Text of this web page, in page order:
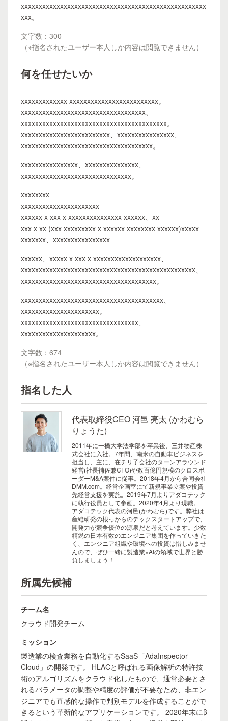
xxxxxxxxxxxxxxxxxxxxxxxxxxxxxxxxxxxxxxxxxxxxxxxxxxxx
xxx。
文字数：300
（※指名されたユーザー本人しか内容は閲覧できません）
何を任せたいか
xxxxxxxxxxxxx xxxxxxxxxxxxxxxxxxxxxxxxx。
xxxxxxxxxxxxxxxxxxxxxxxxxxxxxxxxxxx、
xxxxxxxxxxxxxxxxxxxxxxxxxxxxxxxxxxxxxxxxx。
xxxxxxxxxxxxxxxxxxxxxxxxx、xxxxxxxxxxxxxxxx、
xxxxxxxxxxxxxxxxxxxxxxxxxxxxxxxxxxxxx。
xxxxxxxxxxxxxxxx、xxxxxxxxxxxxxxx、
xxxxxxxxxxxxxxxxxxxxxxxxxxxxxxx。
xxxxxxxx
xxxxxxxxxxxxxxxxxxxxxx
xxxxxx x xxx x xxxxxxxxxxxxxxx xxxxxx、xx
xxx x xx (xxx xxxxxxxxx x xxxxxx xxxxxxxx xxxxxx)xxxxx
xxxxxxx、xxxxxxxxxxxxxxxx
xxxxxx、xxxxx x xxx x xxxxxxxxxxxxxxxxxxx、
xxxxxxxxxxxxxxxxxxxxxxxxxxxxxxxxxxxxxxxxxxxxxxxxx、
xxxxxxxxxxxxxxxxxxxxxxxxxxxxxxxxxxxxxx。
xxxxxxxxxxxxxxxxxxxxxxxxxxxxxxxxxxxxxxxx、
xxxxxxxxxxxxxxxxxxxxxx。
xxxxxxxxxxxxxxxxxxxxxxxxxxxxxxxxx、
xxxxxxxxxxxxxxxxxxxxx。
文字数：674
（※指名されたユーザー本人しか内容は閲覧できません）
指名した人
代表取締役CEO 河邑 亮太 (かわむら
りょうた)
2011年に一橋大学法学部を卒業後、三井物産株
式会社に入社。7年間、南米の自動車ビジネスを
担当し、主に、在チリ子会社のターンアラウンド
経営(社長補佐兼CFO)や数百億円規模のクロスボ
ーダーM&A案件に従事。2018年4月から合同会社
DMM.com。経営企画室にて新規事業立案や投資
先経営支援を実施。2019年7月よりアダコテック
に執行役員として参画。2020年4月より現職。
アダコテック代表の河邑(かわむら)です。弊社は
産総研発の根っからのテックスタートアップで、
開発力が競争優位の源泉だと考えています。少数
精鋭の日本有数のエンジニア集団を作っていきた
く、エンジニア組織や環境への投資は惜しみませ
んので、ぜひ一緒に製造業×AIの領域で世界と勝
負しましょう！
所属先候補
チーム名
クラウド開発チーム
ミッション
製造業の検査業務を自動化するSaaS「AdaInspector
Cloud」の開発です。 HLACと呼ばれる画像解析の特許技
術のアルゴリズムをクラウド化したもので、通常必要とさ
れるパラメータの調整や精度の評価が不要なため、非エン
ジニアでも直感的な操作で判別モデルを作成することがで
きるという革新的なアプリケーションです。 2020年末にβ